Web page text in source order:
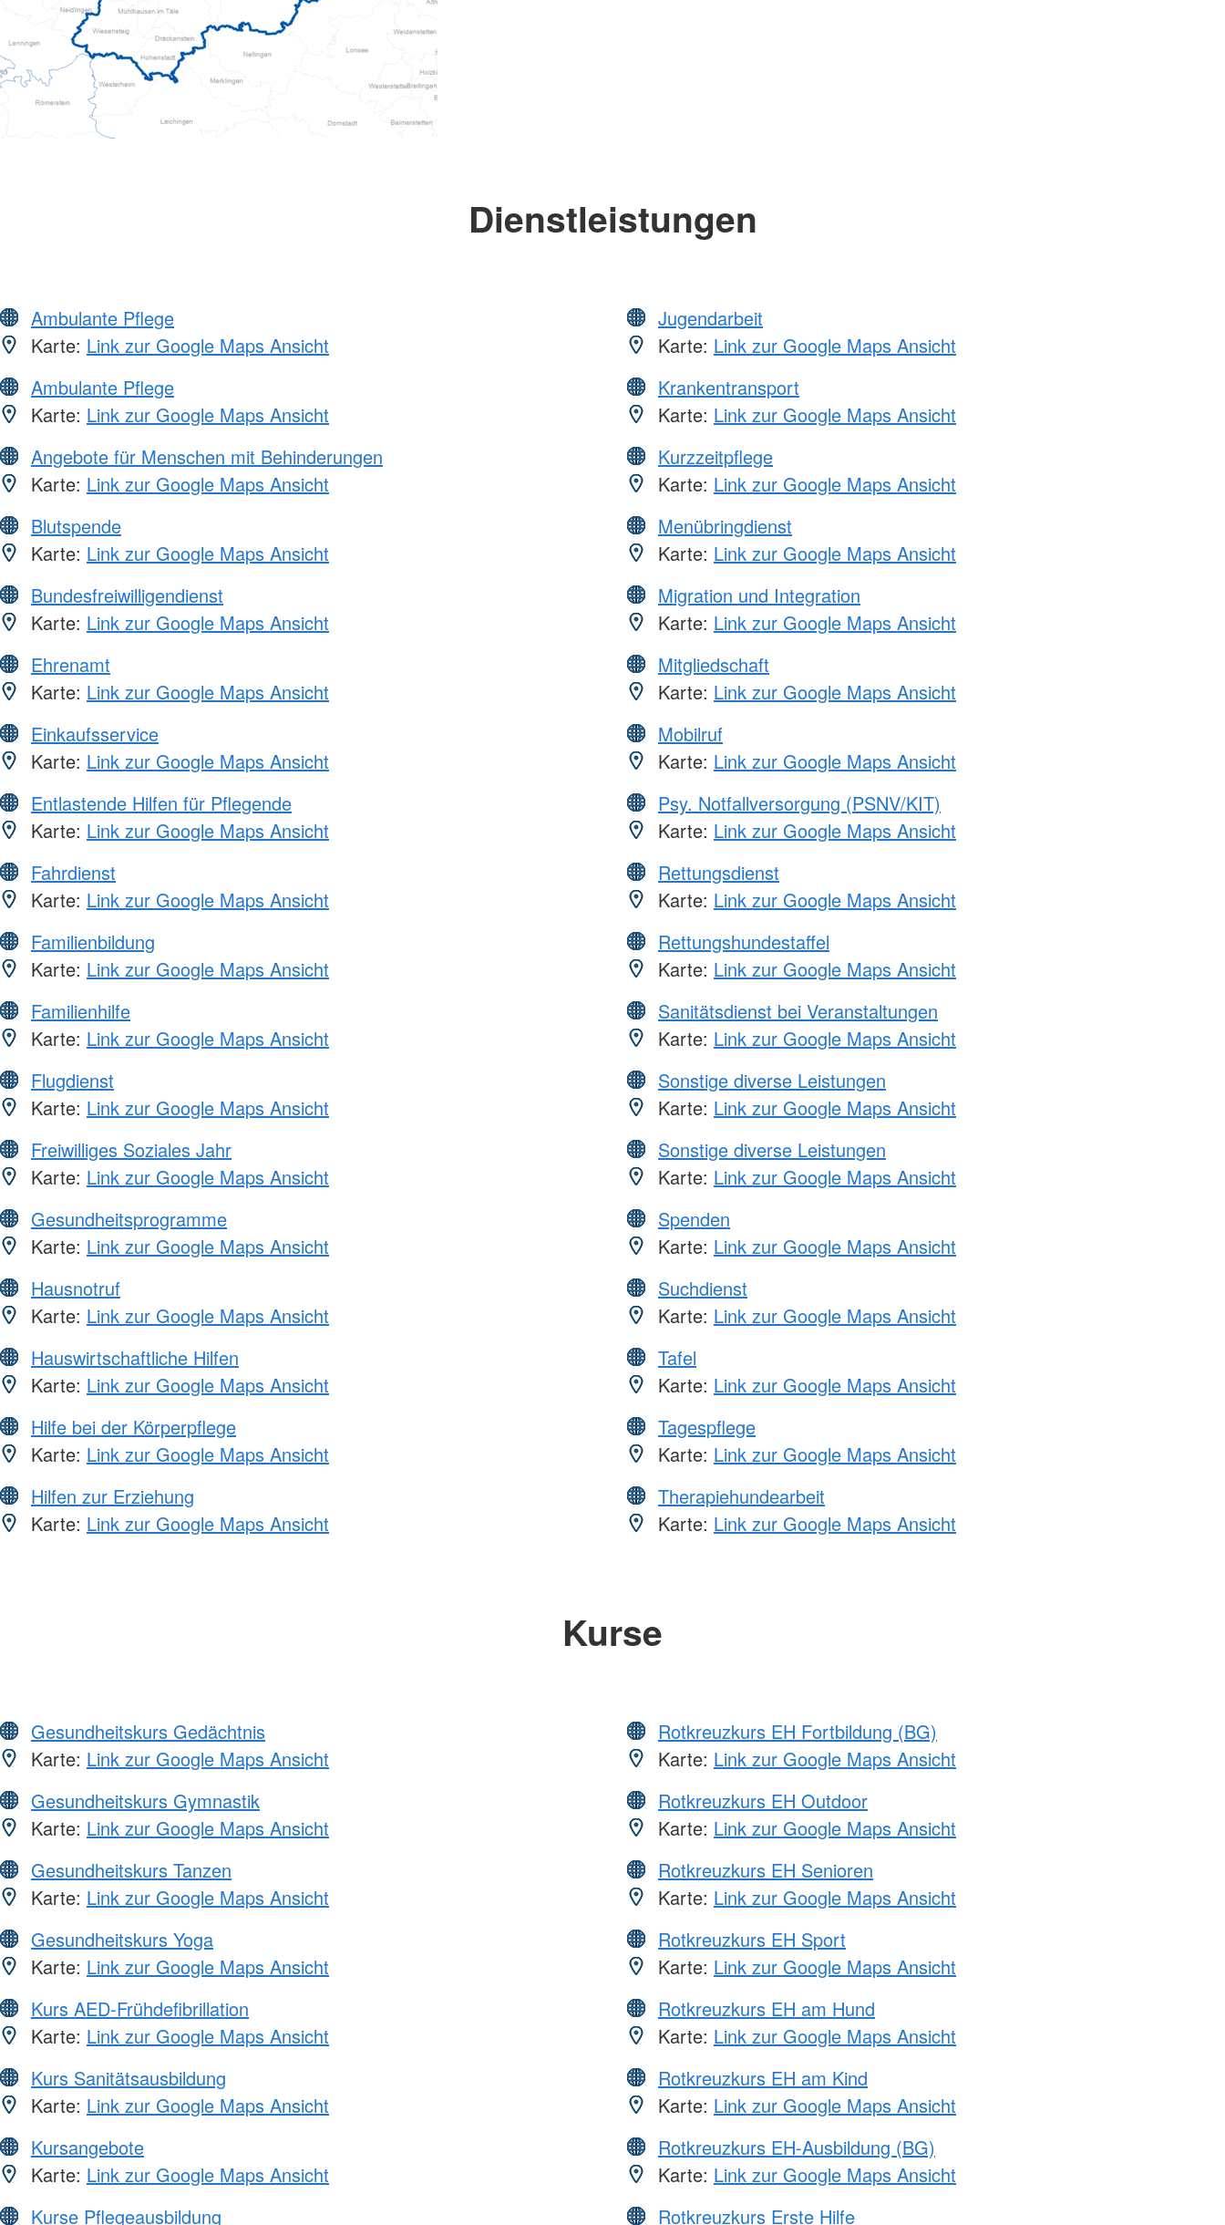
Dienstleistungen
Ambulante Pflege
Karte: Link zur Google Maps Ansicht
Ambulante Pflege
Karte: Link zur Google Maps Ansicht
Angebote für Menschen mit Behinderungen
Karte: Link zur Google Maps Ansicht
Blutspende
Karte: Link zur Google Maps Ansicht
Bundesfreiwilligendienst
Karte: Link zur Google Maps Ansicht
Ehrenamt
Karte: Link zur Google Maps Ansicht
Einkaufsservice
Karte: Link zur Google Maps Ansicht
Entlastende Hilfen für Pflegende
Karte: Link zur Google Maps Ansicht
Fahrdienst
Karte: Link zur Google Maps Ansicht
Familienbildung
Karte: Link zur Google Maps Ansicht
Familienhilfe
Karte: Link zur Google Maps Ansicht
Flugdienst
Karte: Link zur Google Maps Ansicht
Freiwilliges Soziales Jahr
Karte: Link zur Google Maps Ansicht
Gesundheitsprogramme
Karte: Link zur Google Maps Ansicht
Hausnotruf
Karte: Link zur Google Maps Ansicht
Hauswirtschaftliche Hilfen
Karte: Link zur Google Maps Ansicht
Hilfe bei der Körperpflege
Karte: Link zur Google Maps Ansicht
Hilfen zur Erziehung
Karte: Link zur Google Maps Ansicht
Jugendarbeit
Karte: Link zur Google Maps Ansicht
Krankentransport
Karte: Link zur Google Maps Ansicht
Kurzzeitpflege
Karte: Link zur Google Maps Ansicht
Menübringdienst
Karte: Link zur Google Maps Ansicht
Migration und Integration
Karte: Link zur Google Maps Ansicht
Mitgliedschaft
Karte: Link zur Google Maps Ansicht
Mobilruf
Karte: Link zur Google Maps Ansicht
Psy. Notfallversorgung (PSNV/KIT)
Karte: Link zur Google Maps Ansicht
Rettungsdienst
Karte: Link zur Google Maps Ansicht
Rettungshundestaffel
Karte: Link zur Google Maps Ansicht
Sanitätsdienst bei Veranstaltungen
Karte: Link zur Google Maps Ansicht
Sonstige diverse Leistungen
Karte: Link zur Google Maps Ansicht
Sonstige diverse Leistungen
Karte: Link zur Google Maps Ansicht
Spenden
Karte: Link zur Google Maps Ansicht
Suchdienst
Karte: Link zur Google Maps Ansicht
Tafel
Karte: Link zur Google Maps Ansicht
Tagespflege
Karte: Link zur Google Maps Ansicht
Therapiehundearbeit
Karte: Link zur Google Maps Ansicht
Kurse
Gesundheitskurs Gedächtnis
Karte: Link zur Google Maps Ansicht
Gesundheitskurs Gymnastik
Karte: Link zur Google Maps Ansicht
Gesundheitskurs Tanzen
Karte: Link zur Google Maps Ansicht
Gesundheitskurs Yoga
Karte: Link zur Google Maps Ansicht
Kurs AED-Frühdefibrillation
Karte: Link zur Google Maps Ansicht
Kurs Sanitätsausbildung
Karte: Link zur Google Maps Ansicht
Kursangebote
Karte: Link zur Google Maps Ansicht
Kurse Pflegeausbildung
Rotkreuzkurs EH Fortbildung (BG)
Karte: Link zur Google Maps Ansicht
Rotkreuzkurs EH Outdoor
Karte: Link zur Google Maps Ansicht
Rotkreuzkurs EH Senioren
Karte: Link zur Google Maps Ansicht
Rotkreuzkurs EH Sport
Karte: Link zur Google Maps Ansicht
Rotkreuzkurs EH am Hund
Karte: Link zur Google Maps Ansicht
Rotkreuzkurs EH am Kind
Karte: Link zur Google Maps Ansicht
Rotkreuzkurs EH-Ausbildung (BG)
Karte: Link zur Google Maps Ansicht
Rotkreuzkurs Erste Hilfe